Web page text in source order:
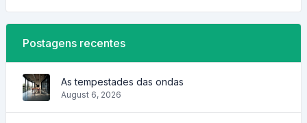
Postagens recentes
As tempestades das ondas
August 6, 2026